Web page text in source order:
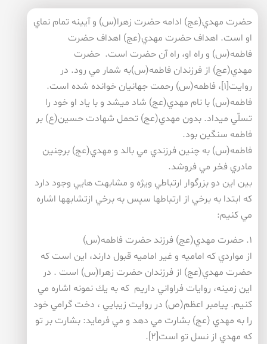
حضرت مهدي(عج) ادامه حضرت زهرا(س) و آيينه تمام نماي
او است. اهداف حضرت مهدي(عج) اهداف حضرت
فاطمه(س) و راه او، راه آن حضرت است. حضرت
مهدي(عج) از فرزندان فاطمه(س)به شمار مي رود. در
روايت[۱]، فاطمه(س) رحمت جهانيان خوانده شده است.
فاطمه(س) با نام مهدي(عج) شاد مي­شد و با ياد او خود را
تسلّي مي­داد. بدون مهدي(عج) تحمل شهادت حسين(ع) بر
فاطمه سنگين بود.
فاطمه(س) به چنين فرزندي مي بالد و مهدي(عج) برچنين
مادري فخر مي فروشد.
بين اين دو بزرگوار ارتباطي ويژه و مشابهت هايي وجود دارد
كه ابتدا به برخي از ارتباط­ها سپس به برخي ازتشابه­ها اشاره
مي كنيم:
۱. حضرت مهدي(عج) فرزند حضرت فاطمه(س)
از مواردي كه اماميه و غير اماميه قبول دارند، اين است كه
حضرت مهدي(عج) از فرزندان حضرت زهرا(س) است . در
اين زمينه، روايات فراواني داريم كه به يك نمونه اشاره مي
كنيم. پيامبر اعظم(ص) در روايت زيبايي ، دخت گرامي خود
را به مهدي (عج) بشارت مي دهد و مي­ فرمايد: بشارت بر تو
كه مهدي از نسل تو است[۲].